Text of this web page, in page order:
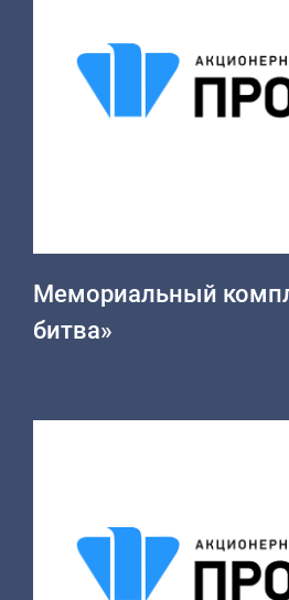
Мемориальный
битва»